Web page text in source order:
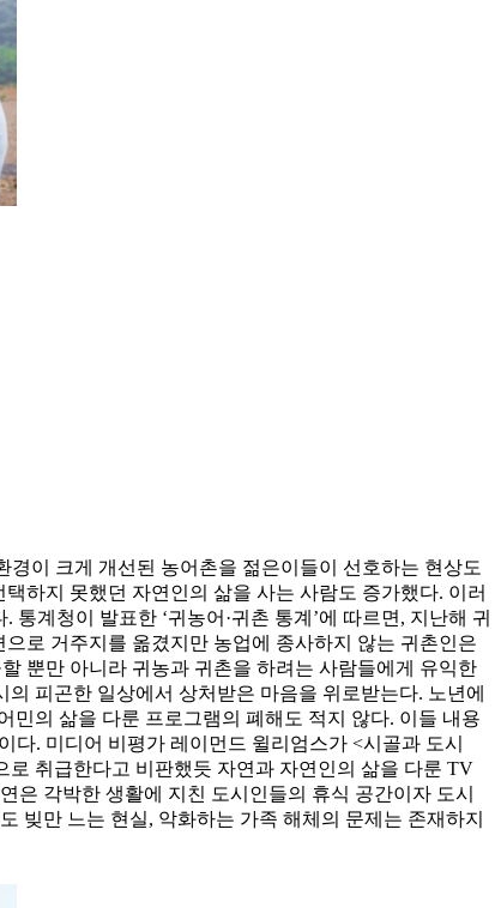
이 크게 개선된 농어촌을 젊은이들이 선호하는 현상도
하지 못했던 자연인의 삶을 사는 사람도 증가했다. 이러
계청이 발표한 ‘귀농어·귀촌 통계’에 따르면, 지난해 귀
으로 거주지를 옮겼지만 농업에 종사하지 않는 귀촌인은
뿐만 아니라 귀농과 귀촌을 하려는 사람들에게 유익한
피곤한 일상에서 상처받은 마음을 위로받는다. 노년에
민의 삶을 다룬 프로그램의 폐해도 적지 않다. 이들 내용
. 미디어 비평가 레이먼드 윌리엄스가 <시골과 도시
로 취급한다고 비판했듯 자연과 자연인의 삶을 다룬 TV
각박한 생활에 지친 도시인들의 휴식 공간이자 도시
빚만 느는 현실, 악화하는 가족 해체의 문제는 존재하지